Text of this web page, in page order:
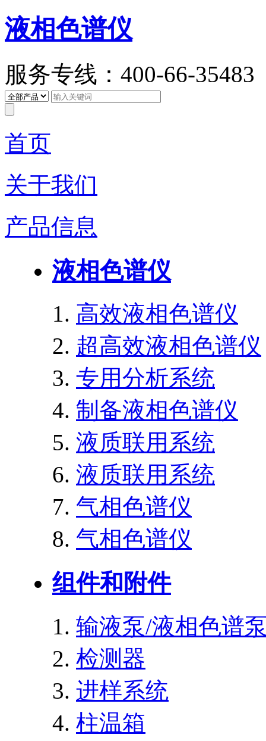
液相色谱仪
服务专线：400-66-35483
首页
关于我们
产品信息
液相色谱仪
高效液相色谱仪
超高效液相色谱仪
专用分析系统
制备液相色谱仪
液质联用系统
液质联用系统
气相色谱仪
气相色谱仪
组件和附件
输液泵/液相色谱
检测器
进样系统
柱温箱